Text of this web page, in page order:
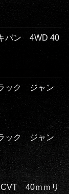
バン 4WD 40
ック ジャン
ック ジャン
CVT 40ｍｍリ